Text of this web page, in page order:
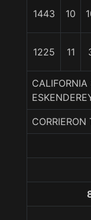
1443 10
1225 11
CORRIERON